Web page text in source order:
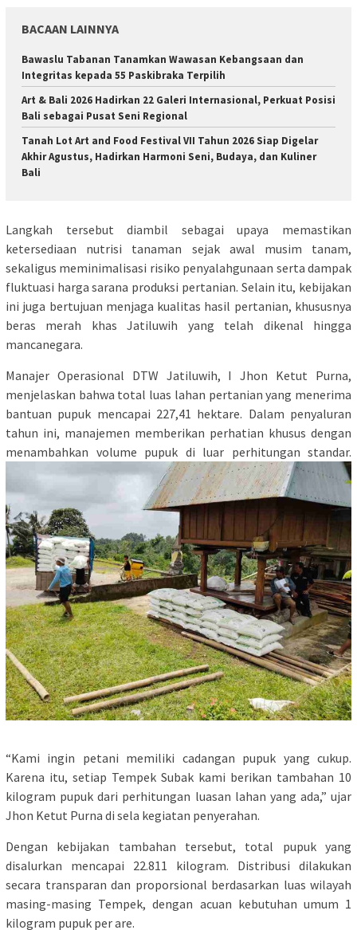
BACAAN LAINNYA
Bawaslu Tabanan Tanamkan Wawasan Kebangsaan dan
Integritas kepada 55 Paskibraka Terpilih
Art & Bali 2026 Hadirkan 22 Galeri Internasional, Perkuat Posisi
Bali sebagai Pusat Seni Regional
Tanah Lot Art and Food Festival VII Tahun 2026 Siap Digelar
Akhir Agustus, Hadirkan Harmoni Seni, Budaya, dan Kuliner
Bali
Langkah tersebut diambil sebagai upaya memastikan
ketersediaan nutrisi tanaman sejak awal musim tanam,
sekaligus meminimalisasi risiko penyalahgunaan serta dampak
fluktuasi harga sarana produksi pertanian. Selain itu, kebijakan
ini juga bertujuan menjaga kualitas hasil pertanian, khususnya
beras merah khas Jatiluwih yang telah dikenal hingga
mancanegara.
Manajer Operasional DTW Jatiluwih, I Jhon Ketut Purna,
menjelaskan bahwa total luas lahan pertanian yang menerima
bantuan pupuk mencapai 227,41 hektare. Dalam penyaluran
tahun ini, manajemen memberikan perhatian khusus dengan
menambahkan volume pupuk di luar perhitungan standar.
“Kami ingin petani memiliki cadangan pupuk yang cukup.
Karena itu, setiap Tempek Subak kami berikan tambahan 10
kilogram pupuk dari perhitungan luasan lahan yang ada,” ujar
Jhon Ketut Purna di sela kegiatan penyerahan.
Dengan kebijakan tambahan tersebut, total pupuk yang
disalurkan mencapai 22.811 kilogram. Distribusi dilakukan
secara transparan dan proporsional berdasarkan luas wilayah
masing-masing Tempek, dengan acuan kebutuhan umum 1
kilogram pupuk per are.